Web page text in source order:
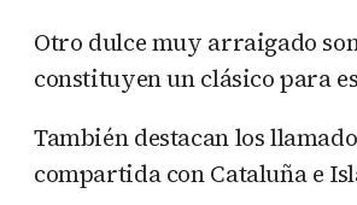
Otro dulce muy arraigado
constituyen un clásico para
También destacan los
compartida con Cataluña e